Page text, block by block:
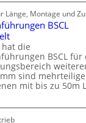
Länge, Montage und
BSCL
hat die
BSCL für
sind mehrteilige
mit bis zu 50m